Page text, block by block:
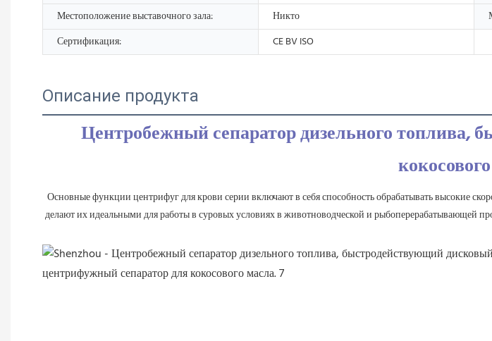
Местоположение выставочного зала:
Никто
Сертификация:
CE BV ISO
Описание продукта
Центробежный сепаратор дизельного топлива,
Основные функции центрифуг для крови серии включают в себя способность обрабатывать высокие
делают их идеальными для работы в суровых условиях в животноводческой и рыбоперерабатывающей